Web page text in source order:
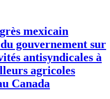
mexicain
gouvernement sur
antisyndicales à
agricoles
Canada